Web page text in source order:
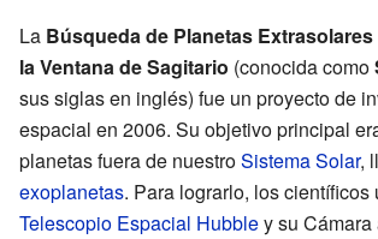
La Búsqueda de Planetas
la Ventana de Sagitario (conocida como
sus siglas en inglés) fue un proyecto de
espacial en 2006. Su objetivo principal
planetas fuera de nuestroSistema Solar,
exoplanetas. Para lograrlo, los científicos
Telescopio Espacial Hubbley su